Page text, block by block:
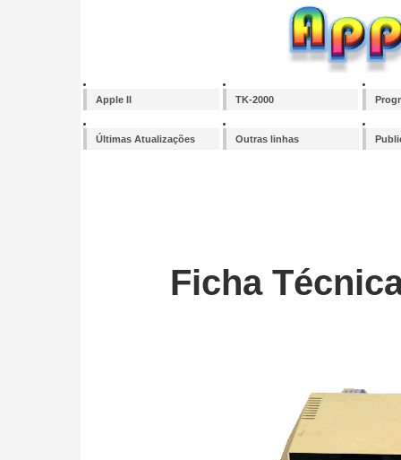
Apple II TK-2000
Últimas Atualizações Outras linhas
Ficha